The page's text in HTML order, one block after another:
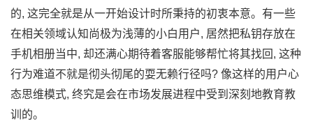
的, 这完全就是从一开始设计时所秉持的初衷本意。有一些
在相关领域认知尚极为浅薄的小白用户, 居然把私钥存放在
手机相册当中, 却还满心期待着客服能够帮忙将其找回, 这种
行为难道不就是彻头彻尾的耍无赖行径吗? 像这样的用户心
态思维模式, 终究是会在市场发展进程中受到深刻地教育教
训的。